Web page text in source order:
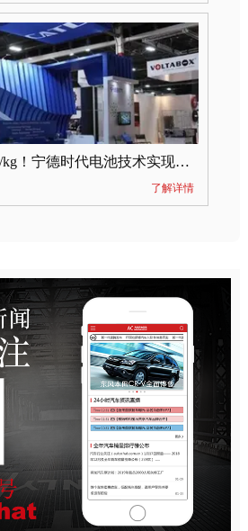
能量密度304Wh/kg！宁德时代电池技术实现突破
了解详情